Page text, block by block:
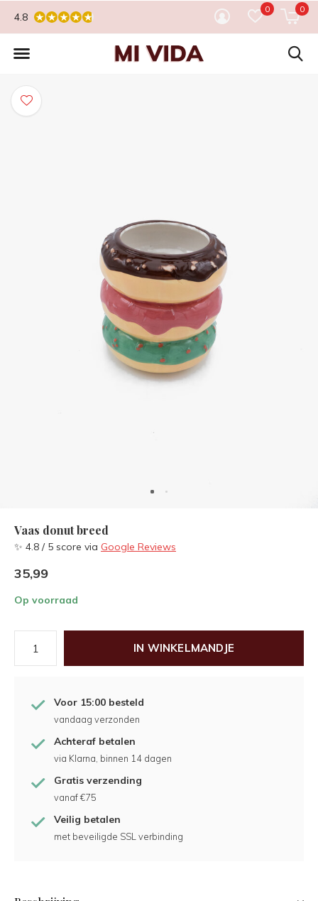
0 0
4.8
Vaas donut breed
✨ 4.8 / 5 score via Google Reviews
35,99
Op voorraad
IN WINKELMANDJE
Voor 15:00 besteld
vandaag verzonden
Achteraf betalen
via Klarna, binnen 14 dagen
Gratis verzending
vanaf €75
Veilig betalen
met beveiligde SSL verbinding